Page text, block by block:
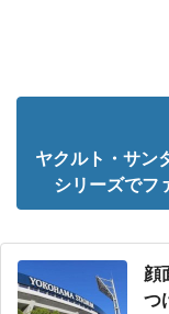
ヤクルト・サ
シリーズでフ
顔
つ